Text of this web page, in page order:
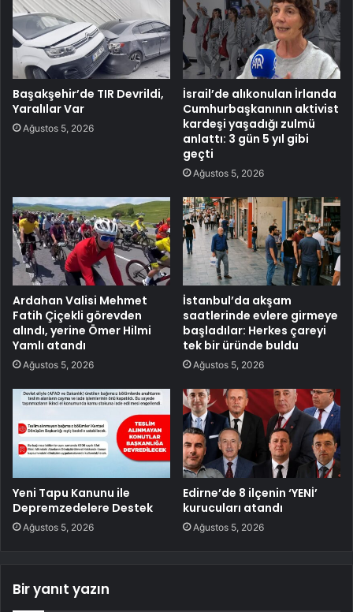
Başakşehir’de TIR Devrildi,
Yaralılar Var
Ağustos 5, 2026
İsrail’de alıkonulan İrlanda
Cumhurbaşkanının aktivist
kardeşi yaşadığı zulmü
anlattı: 3 gün 5 yıl gibi
geçti
Ağustos 5, 2026
Ardahan Valisi Mehmet
Fatih Çiçekli görevden
alındı, yerine Ömer Hilmi
Yamlı atandı
Ağustos 5, 2026
İstanbul’da akşam
saatlerinde evlere girmeye
başladılar: Herkes çareyi
tek bir üründe buldu
Ağustos 5, 2026
Yeni Tapu Kanunu ile
Depremzedelere Destek
Ağustos 5, 2026
Edirne’de 8 ilçenin ‘YENİ’
kurucuları atandı
Ağustos 5, 2026
Bir yanıt yazın